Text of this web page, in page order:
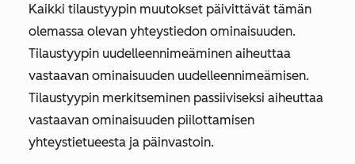
Kaikki tilaustyypin muutokset päivittävät tämän
olemassa olevan yhteystiedon ominaisuuden.
Tilaustyypin uudelleennimeäminen aiheuttaa
vastaavan ominaisuuden uudelleennimeämisen.
Tilaustyypin merkitseminen passiiviseksi aiheuttaa
vastaavan ominaisuuden piilottamisen
yhteystietueesta ja päinvastoin.